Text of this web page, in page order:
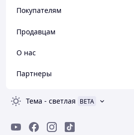
Покупателям
Продавцам
О нас
Партнеры
Тема - светлая BETA